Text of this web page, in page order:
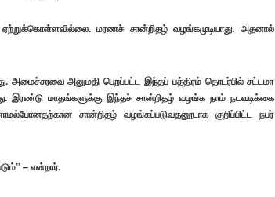
மரணச் சான்றிதழ் வழங்கமுடியாது. அதனால்
அமைச்சரவை அனுமதி பெறப்பட்ட இந்தப் பத்திரம் தொடர்பில் சட்டமா
இரண்டு மாதங்களுக்கு இந்தச் சான்றிதழ் வழங்க நாம் நடவடிக்கை
சான்றிதழ் வழங்கப்படுவதனூடாக குறிப்பிட்ட நபர்
– என்றார்.